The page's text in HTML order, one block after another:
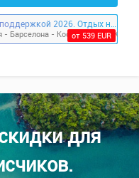
от 539 EUR
для